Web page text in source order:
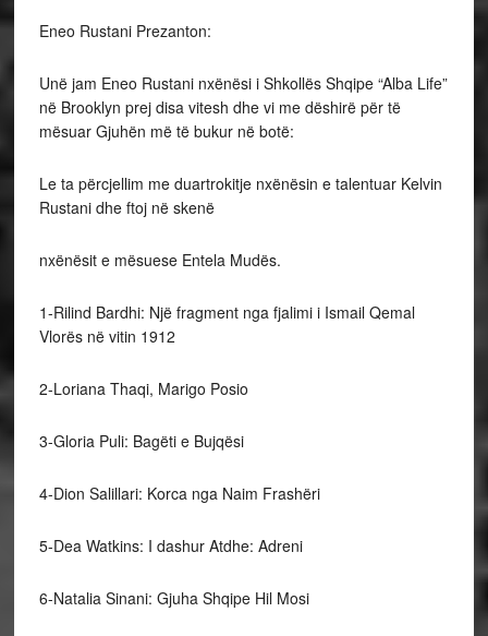
Eneo Rustani Prezanton:
Unë jam Eneo Rustani nxënësi i Shkollës Shqipe “Alba Life”
në Brooklyn prej disa vitesh dhe vi me dëshirë për të
mësuar Gjuhën më të bukur në botë:
Le ta përcjellim me duartrokitje nxënësin e talentuar Kelvin
Rustani dhe ftoj në skenë
nxënësit e mësuese Entela Mudës.
1-Rilind Bardhi: Një fragment nga fjalimi i Ismail Qemal
Vlorës në vitin 1912
2-Loriana Thaqi, Marigo Posio
3-Gloria Puli: Bagëti e Bujqësi
4-Dion Salillari: Korca nga Naim Frashëri
5-Dea Watkins: I dashur Atdhe: Adreni
6-Natalia Sinani: Gjuha Shqipe Hil Mosi